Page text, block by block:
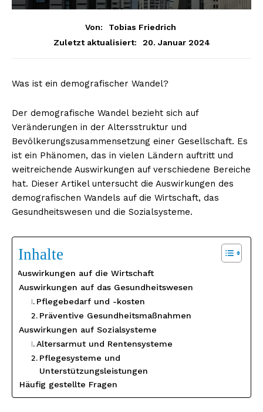
Von:
Tobias Friedrich
Zuletzt aktualisiert:
20. Januar 2024
Was ist ein demografischer Wandel?
Der demografische Wandel bezieht sich auf
Veränderungen in der Altersstruktur und
Bevölkerungszusammensetzung einer Gesellschaft. Es
ist ein Phänomen, das in vielen Ländern auftritt und
weitreichende Auswirkungen auf verschiedene Bereiche
hat. Dieser Artikel untersucht die Auswirkungen des
demografischen Wandels auf die Wirtschaft, das
Gesundheitswesen und die Sozialsysteme.
Inhalte
Auswirkungen auf die Wirtschaft
Auswirkungen auf das Gesundheitswesen
Pflegebedarf und -kosten
Präventive Gesundheitsmaßnahmen
Auswirkungen auf Sozialsysteme
Altersarmut und Rentensysteme
Pflegesysteme und
Unterstützungsleistungen
Häufig gestellte Fragen